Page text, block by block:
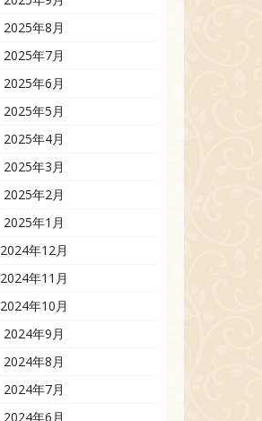
2025年8月
2025年7月
2025年6月
2025年5月
2025年4月
2025年3月
2025年2月
2025年1月
2024年12月
2024年11月
2024年10月
2024年9月
2024年8月
2024年7月
2024年6月